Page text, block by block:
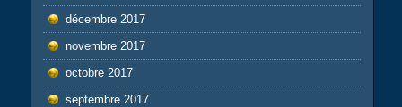
décembre 2017
novembre 2017
octobre 2017
septembre 2017